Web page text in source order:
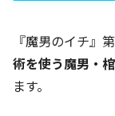
『魔男のイチ』
術を使う魔男・棺
ます。